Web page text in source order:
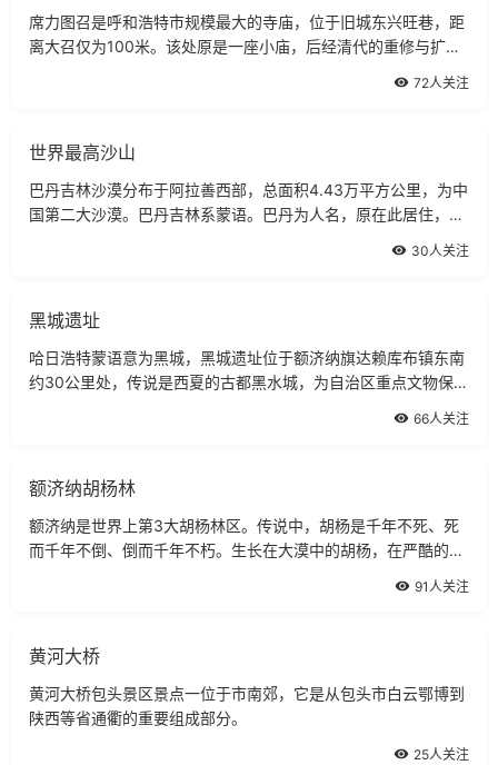
席力图召是呼和浩特市规模最大的寺庙，位于旧城东兴旺巷，距
离大召仅为100米。该处原是一座小庙，后经清代的重修与扩
72人关注
世界最高沙山
巴丹吉林沙漠分布于阿拉善西部，总面积4.43万平方公里，为中
国第二大沙漠。巴丹吉林系蒙语。巴丹为人名，原在此居住，吉
30人关注
黑城遗址
哈日浩特蒙语意为黑城，黑城遗址位于额济纳旗达赖库布镇东南
约30公里处，传说是西夏的古都黑水城，为自治区重点文物保护
66人关注
额济纳胡杨林
额济纳是世界上第3大胡杨林区。传说中，胡杨是千年不死、死
而千年不倒、倒而千年不朽。生长在大漠中的胡杨，在严酷的环
91人关注
黄河大桥
黄河大桥包头景区景点一位于市南郊，它是从包头市白云鄂博到
陕西等省通衢的重要组成部分。
25人关注